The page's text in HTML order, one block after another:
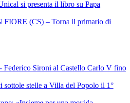
si presenta il libro su Papa
(CS) – Torna il primario di
Federico Sironi al Castello Carlo V fino
stelle a Villa del Popolo il 1°